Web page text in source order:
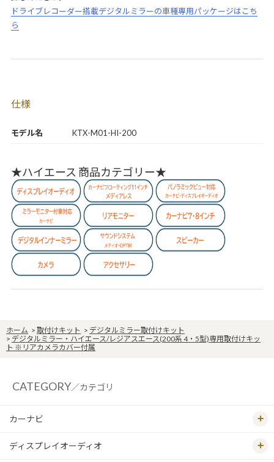
モデル名 KTX-M01-HI-200
ドライブレコーダー搭載デジタルミラーの車種専用パッケージはこち
ら
仕様
★ハイエース 商品カテゴリー★
ホーム > 取付けキット > デジタルミラー取付けキット
> デジタルミラー・ハイエース/レジアスエース(200系 4・5型)専用取付けキッ
ト ※リアカメラカバー付属
CATEGORY／カテゴリ
カーナビ
ディスプレイオーディオ